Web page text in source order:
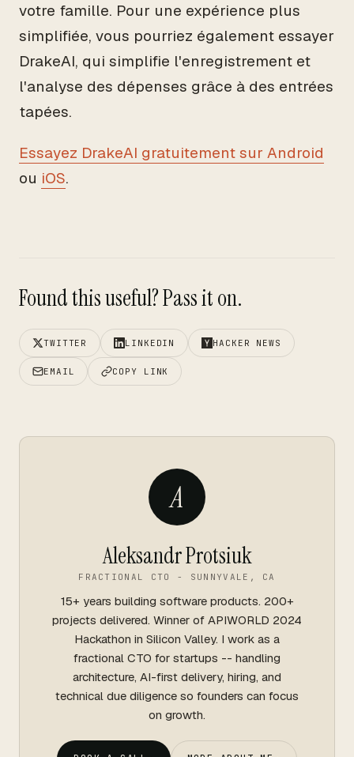
votre famille. Pour une expérience plus
simplifiée, vous pourriez également essayer
DrakeAI, qui simplifie l'enregistrement et
l'analyse des dépenses grâce à des entrées
tapées.
Essayez DrakeAI gratuitement sur Android
ou iOS.
Found this useful? Pass it on.
TWITTER LINKEDIN HACKER NEWS
EMAIL COPY LINK
A
Aleksandr Protsiuk
FRACTIONAL CTO - SUNNYVALE, CA
15+ years building software products. 200+
projects delivered. Winner of APIWORLD 2024
Hackathon in Silicon Valley. I work as a
fractional CTO for startups -- handling
architecture, AI-first delivery, hiring, and
technical due diligence so founders can focus
on growth.